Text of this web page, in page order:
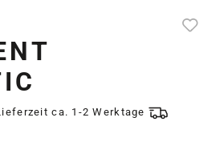
ca. 1-2 Werktage